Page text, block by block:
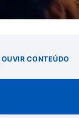
OUVIR CONTEÚDO